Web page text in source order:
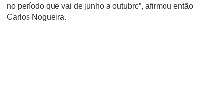
no período que vai de junho a outubro”, afirmou então
Carlos Nogueira.